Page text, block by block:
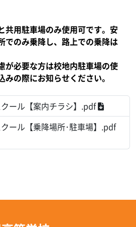
共用駐車場のみ使用可です。安
でのみ乗降し、路上での乗降は
が必要な方は校地内駐車場の使
の際にお知らせください。
ール【案内チラシ】.pdf
ール【乗降場所･駐車場】.pdf